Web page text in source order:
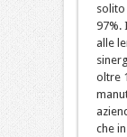
97%.
alle
oltre
che